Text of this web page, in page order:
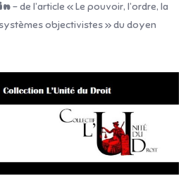
– de l’article « Le pouvoir, l’ordre, la
objectivistes » du doyen